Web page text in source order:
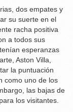
dos empates y
su suerte en el
racha positiva
a todos sus
esperanzas
Aston Villa,
la puntuación
como uno de los
las bajas de
los visitantes.